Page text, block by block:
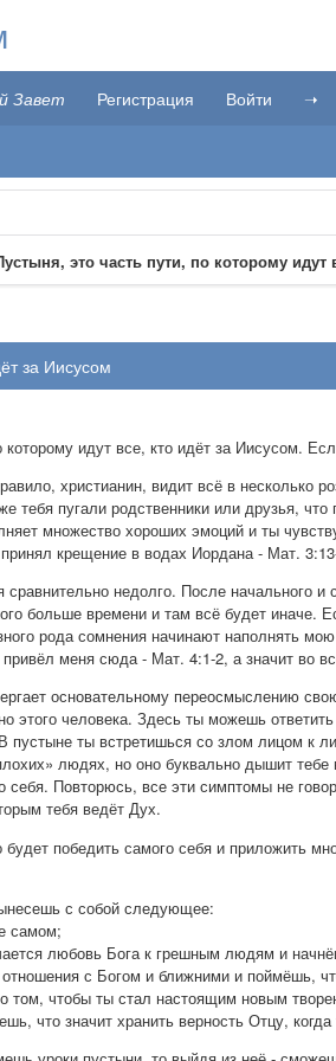
Завет Регистрация Войти ➝
это часть пути, по которому идут
за Иисусом
которому идут все, кто идёт за Иисусом.
христианин, видит всё в
тебя пугали родственники или друзья,
множество хороших эмоций и ты
крещение в водах Иордана - Мат.
сравнительно недолго. После начального
больше времени и там всё будет иначе.
рода сомнения начинают наполнять
привёл меня сюда - Мат. 4:1-2, а значит во
основательному переосмыслению
этого человека. Здесь ты можешь
пустыне ты встретишься со злом лицом к
людях, но оно буквально дышит
себя. Повторюсь, все эти симптомы не
тебя ведёт Дух.
победить самого себя и приложить
с собой следующее:
самом;
любовь Бога к грешным людям и
с Богом и ближними и поймёшь,
том, чтобы ты стал настоящим новым
что значит хранить верность Отцу,